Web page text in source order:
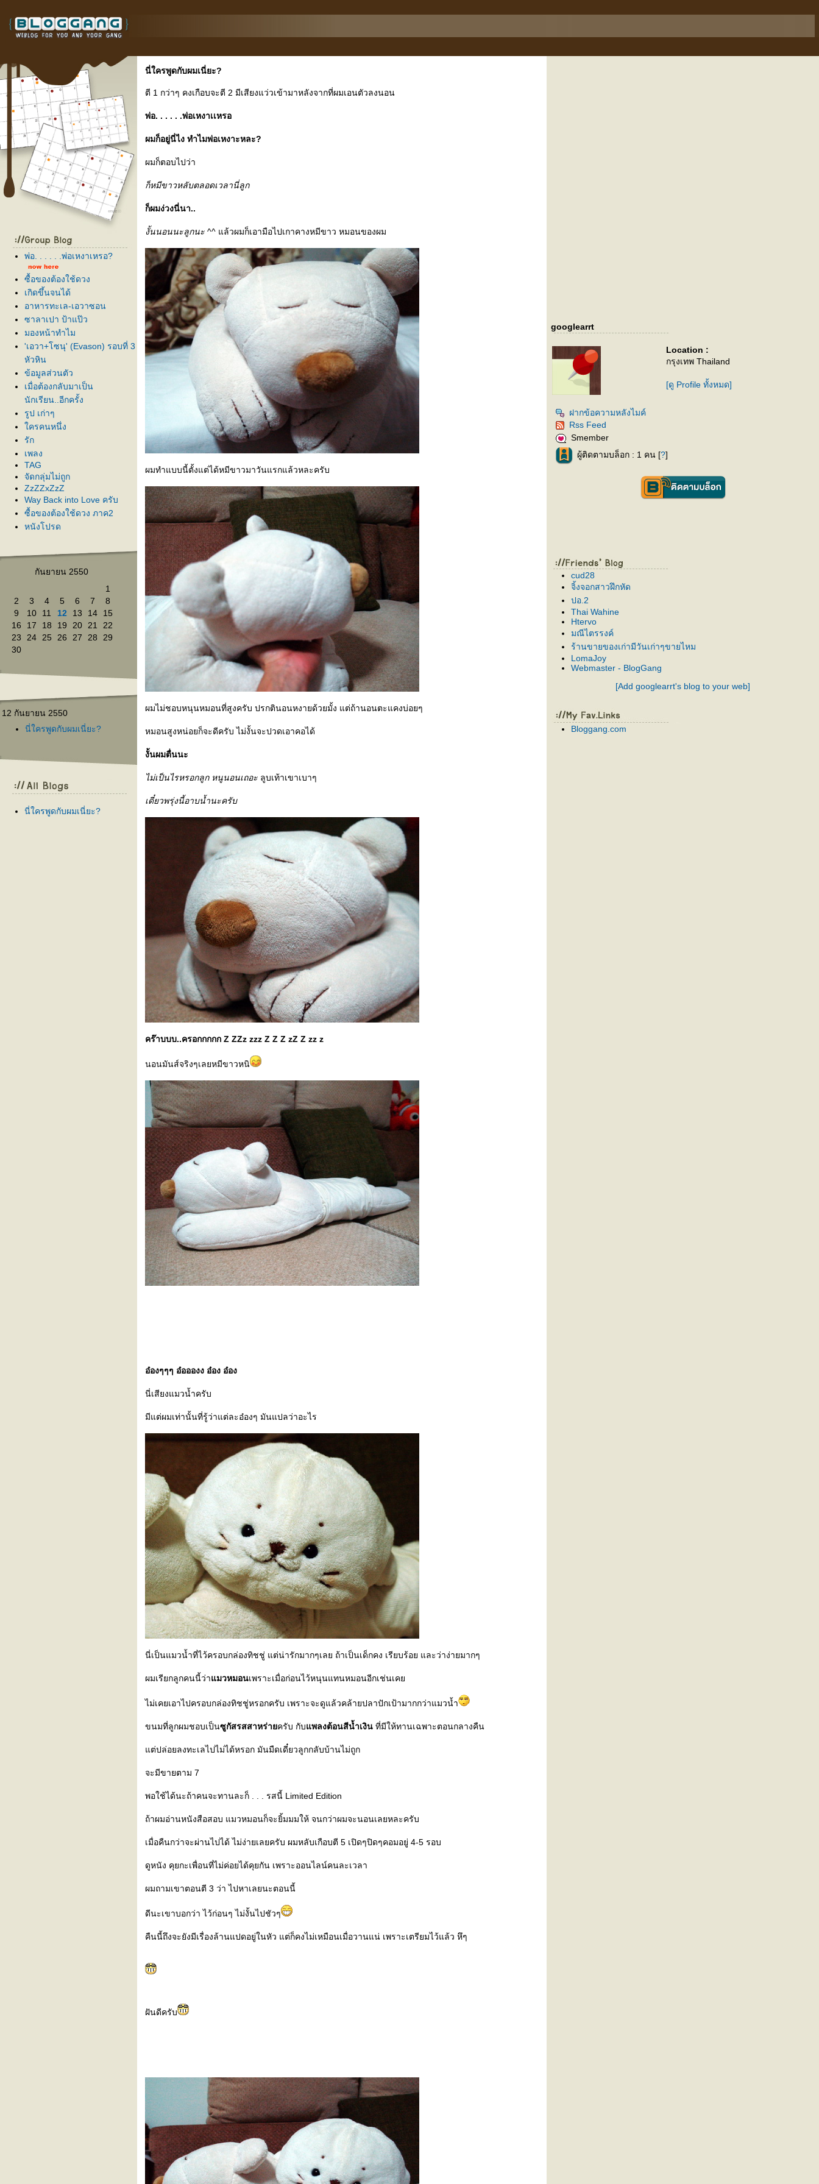
พ่อ. . . . . .พ่อเหงาเหรอ?
ซื้อของต้องใช้ดวง
เกิดขึ้นจนได้
อาหารทะเล-เอวาซอน
ซาลาเปา ป้าแป๊ว
มองหน้าทำไม
'เอวา+โซนุ' (Evason) รอบที่ 3
หัวหิน
ข้อมูลส่วนตัว
เมื่อต้องกลับมาเป็น
นักเรียน..อีกครั้ง
รูป เก่าๆ
ครคนหนึ่ง
รัก
เพลง
TAG
จัดกลุ่มไม่ถูก
ZzZZxZzZ
Way Back into Love ครับ
ซื้อของต้องใช้ดวง ภาค2
หนังโปรด
กันยายน 2550
1
2
3 4 5 6 7
8
9
10 11 12 13 14
15
16
17 18 19 20 21
22
23
24 25 26 27 28
29
30
12 กันยายน 2550
นี่ใครพูดกับผมเนี่ยะ?
นี่ใครพูดกับผมเนี่ยะ?
นี่ใครพูดกับผมเนี่ยะ?
ตี 1 กว่าๆ คงเกือบจะตี 2 มีเสียงแว่วเข้ามาหลังจากที่ผมเอนตัวลงนอน
พ่อ. . . . . .พ่อเหงาเเหรอ
ผมก็อยู่นี่ไง ทำไมพ่อเหงาะหละ?
ผมก็ตอบไปว่า
ก็หมีขาวหลับตลอดเวลานี่ลูก
ก็ผมง่วงนี่นา..
งั้นนอนนะลูกนะ ^^ แล้วผมก็เอามือไปเกาคางหมีขาว หมอนของผม
ผมทำแบบนี้ตั้งแต่ได้หมีขาวมาวันแรกแล้วหละครับ
ผมไม่ชอบหนุนหมอนที่สูงครับ ปรกตินอนหงายด้วยมั้ง แต่ถ้านอนตะแคงบ่อยๆ
หมอนสูงหน่อยก็จะดีครับ ไม่งั้นจะปวดเอาคอได้
งั้นผมตื่นนะ
ไม่เป็นไรหรอกลูก หนูนอนเถอะ ลูบเท้าเขาเบาๆ
เดี๋ยวพรุ่งนี้อาบน้ำนะครับ
คร๊าบบบ..ครอกกกกก Z ZZz zzz Z Z Z zZ Z zz z
นอนมันส์จริงๆเลยหมีขาวหนิ
อ๋องๆๆๆ อ๋ออองง อ๋อง อ๋อง
นี่เสียงแมวน้ำครับ
มีแต่ผมเท่านั้นที่รู้ว่าแต่ละอ๋องๆ มันแปลว่าอะไร
นี่เป็นแมวน้ำที่ไว้ครอบกล่องทิชชู่ แต่น่ารักมากๆเลย ถ้าเป็นเด็กคง เรียบร้อย และว่าง่ายมากๆ
ผมเรียกลูกคนนี้ว่ามวหมอนเพราะเมื่อก่อนไว้หนุนแทนหมอนอีกเช่นเค
ไม่เคยเอาไปครอบกล่องทิชชู่หรอกครับ เพราะจะดูแล้วคล้ายปลาปักเป้ามากกว่าแมวน้ำ
ขนมที่ลูกผมชอบเป็นซูกัสรสสาหร่าครับ กับพลงต้อนสีน้ำเงิน ที่มีให้ทานเฉพาะตอนกลางคืน
ต่ปล่อยลงทะเลไปไม่ได้หรอก มันมืดเดี๋ยวลูกกลับบ้านไม่ถูก
จะมีขายตาม 7
พอใช้ได้นะถ้าคนจะทานละก็ . . . รสนี้ Limited Edition
ถ้าผมอ่านหนังสือสอบ แมวหมอนก็จะยิ้มมมให้ จนกว่าผมจะนอนเลยหละครับ
เมื่อคืนกว่าจะผ่านไปได้ ไม่ง่ายเลยครับ ผมหลับเกือบตี 5 เปิดๆปิดๆคอมอยู่ 4-5 รอบ
ดูหนัง คุยกะเพื่อนที่ไม่ค่อยได้คุยกัน เพราะออนไลน์คนละเวลา
ผมถามเขาตอนตี 3 ว่า ไปหาเลยนะตอนนี้
ดีนะเขาบอกว่า ไว้ก่อนๆ ไม่งั้นไปชัวๆ
คืนนี้ถึงจะยังมีเรื่องล้านแปดอยู่ในหัว แต่ก็คงไม่เหมือนเมื่อวานแน่ เพราะเตรียมไว้แล้ว หึๆ
ฝันดีครับ
googlearrt
Location :
กรุงเทพ Thailand
[ดู Profile ทั้งหมด]
ฝากข้อความหลังไมค์
Rss Feed
Smember
ผู้ติดตามบล็อก : 1 คน [?]
cud28
จิ้งจอกสาวฝึกหัด
ปอ.2
Thai Wahine
Htervo
มณีไตรรงค์
ร้านขายของเก่ามีวันเก่าๆขายไหม
LomaJoy
Webmaster - BlogGang
[Add googlearrt's blog to your web]
Bloggang.com